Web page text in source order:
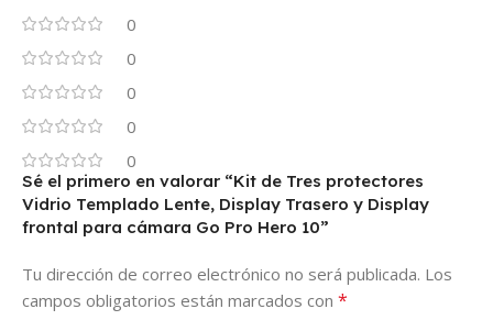
0
0
0
0
0
Sé el primero en valorar “Kit de Tres protectores
Vidrio Templado Lente, Display Trasero y Display
frontal para cámara Go Pro Hero 10”
Tu dirección de correo electrónico no será publicada. Los
campos obligatorios están marcados con *